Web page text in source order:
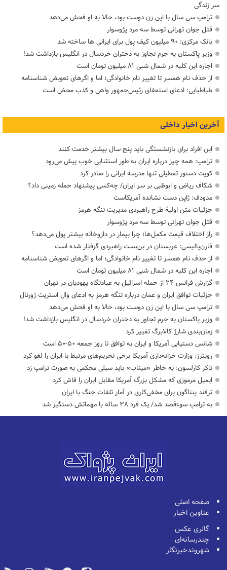
سر زندگی
ترامپ سی سال با این زن دوست بود، حالا به او فحش می‌دهد
قتل جوان تهرانی توسط سه مرد پژوسوار
بانک مرکزی: ۹۰ میلیون کیف پول برای ایرانی ها ساخته شد
وزیر پاکستان به جرم تجاوز به دختران خردسال در انگلیس بازداشت شد!
اجاره این کلبه در شمال شبی ۸۱ میلیون تومان است
از حذف نام همسر تا تغییر نام خانوادگی؛ اما و اگرهای تعویض شناسنامه
طباطبایی: ادعای استعفای رئیس‌جمهور واهی و کذب محض است
آخرین اخبار داخلی
این افراد برای بازنشستگی باید پنج سال بیشتر خدمت کنند
ترامپ: همه چیز درباره ایران به طور استثنایی خوب پیش می‌رود
کویت دستور تعطیلی تنها مدرسه ایرانی را صادر کرد
شکاف ریاض و ابوظبی بر سر ایران/ چه‌کسی پیشنهاد حمله زمینی داد؟
مدودف: ژاپن دست نشانده آمریکاست
جزئیات متن اولیۀ طرح راهبردی مدیریت تنگه هرمز
قتل جوان تهرانی توسط سه مرد پژوسوار
راز اختلاف قیمت مکمل‌ها؛ چرا بیمار در داروخانه بیشتر پول می‌دهد؟
فارن‌پالیسی: عربستان در بن‌بست راهبردی گرفتار شده است
از حذف نام همسر تا تغییر نام خانوادگی؛ اما و اگرهای تعویض شناسنامه
اجاره این کلبه در شمال شبی ۸۱ میلیون تومان است
گزارش فرانس ۲۴ از حمله اسرائیل به عبادتگاه یهودیان در تهران
جزئیات توافق ایران و عمان درباره تنگه هرمز به ادعای وال استریت ژورنال
ترامپ سی سال با این زن دوست بود، حالا به او فحش می‌دهد
وزیر پاکستان به جرم تجاوز به دختران خردسال در انگلیس بازداشت شد!
زمان‌بندی شارژ کالابرگ تغییر کرد
شانس دستیابی آمریکا و ایران به توافق تا روز جمعه ۵۰-۵۰ است
رویترز: وزارت خزانه‌داری آمریکا برخی تحریم‌های مرتبط با ایران را لغو کرد
تاکر کارلسون: به خاطر «میناب» باید سیلی محکمی به صورت ترامپ زد
ایمیل مرموزی که مشکل بزرگ آمریکا مقابل ایران را فاش کرد
ترفند پنتاگون برای مخفی‌کاری در آمار تلفات جنگ با ایران
به ترامپ سوءقصد شد/ یک فرد ۳۸ ساله با مهماتش دستگیر شد
صفحه اصلی
عناوین اخبار
گالری عکس
چندرسانه‌ای
شهروندخبرنگار